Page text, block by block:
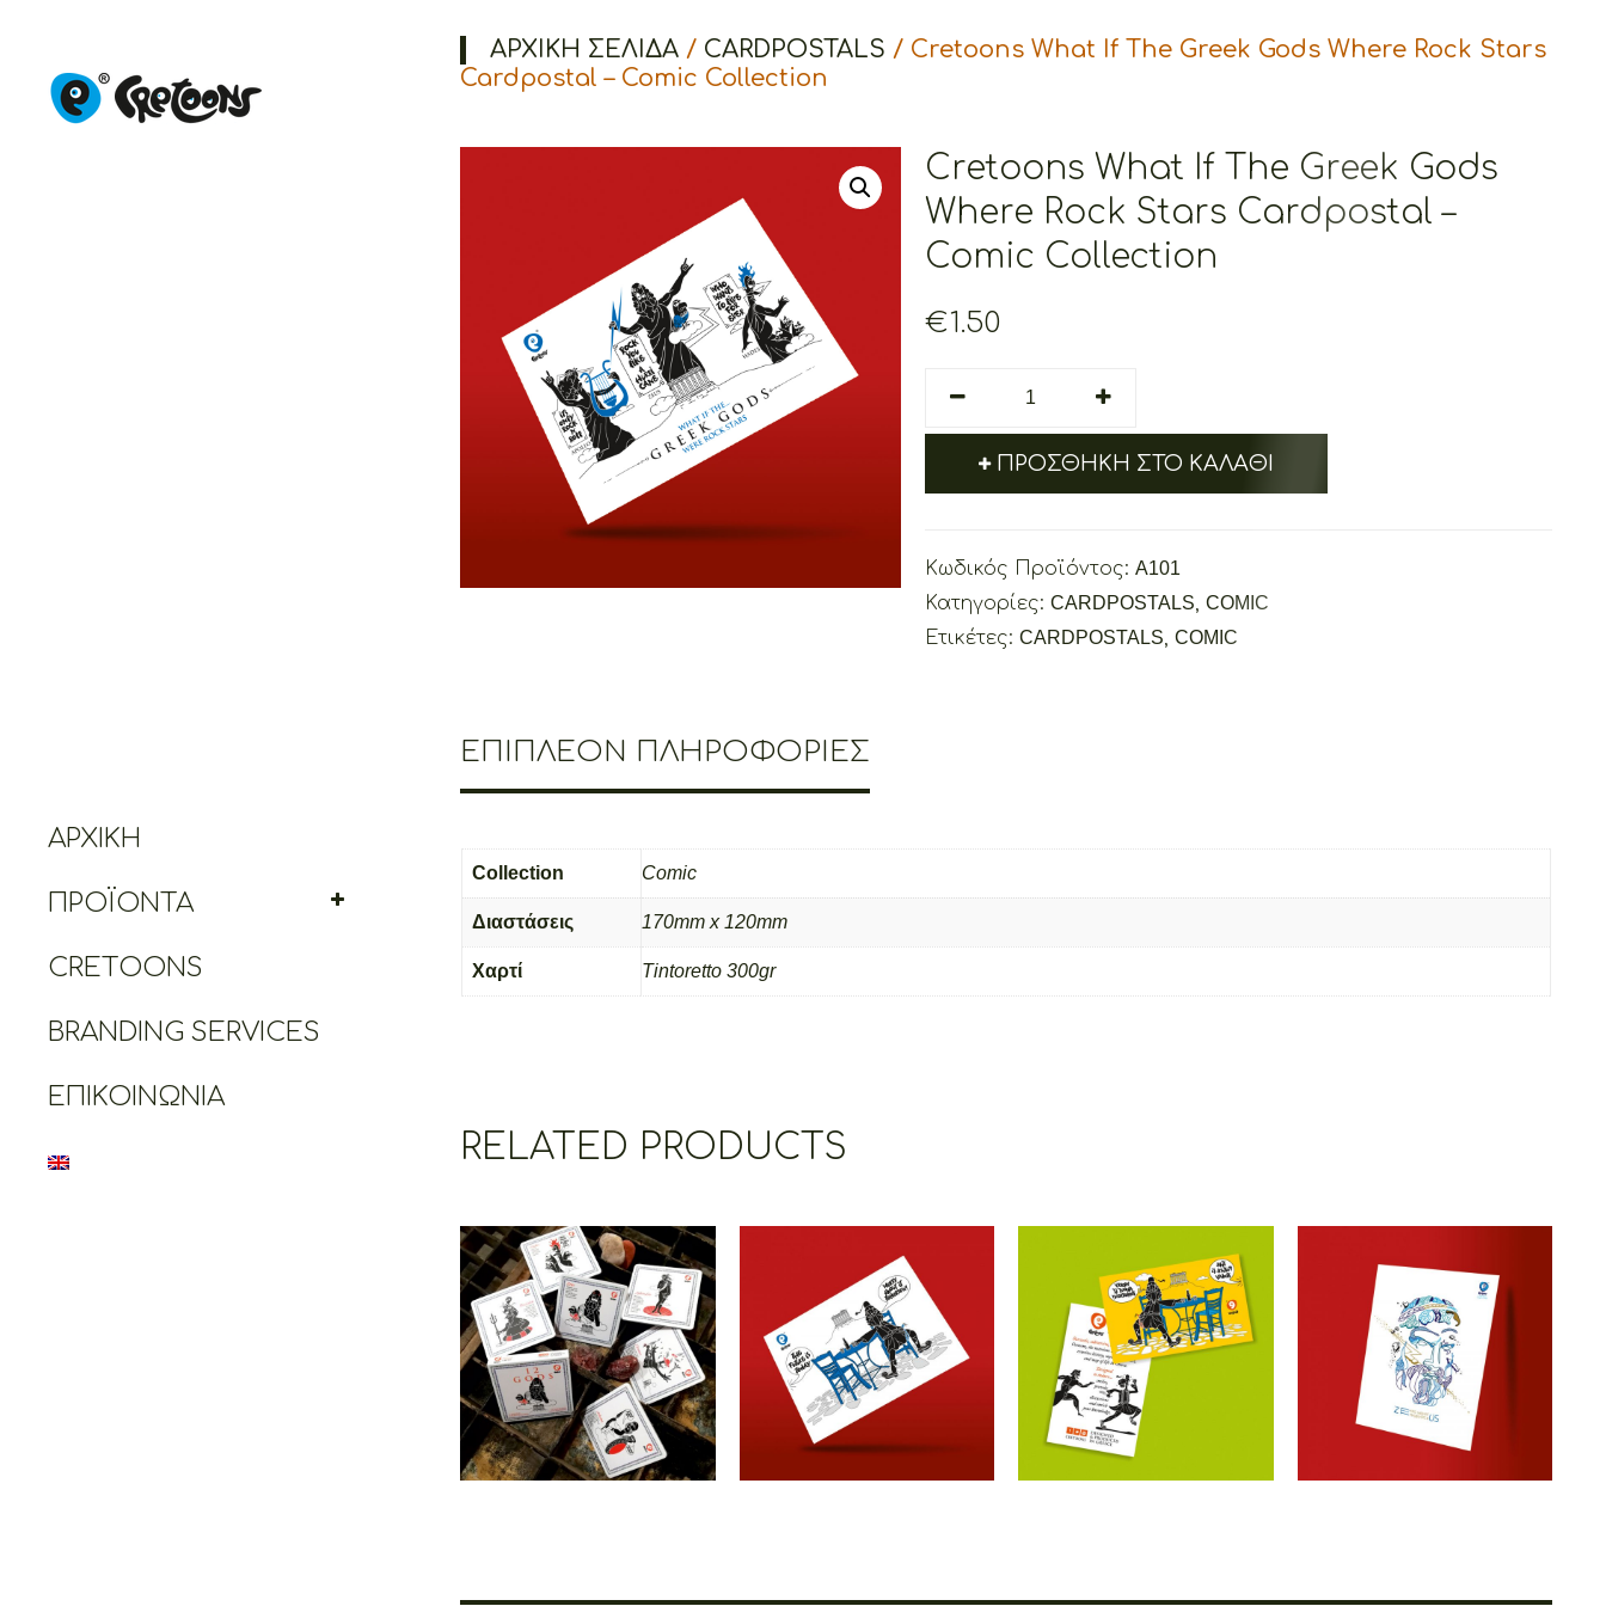
ΑΡΧΙΚΉ
ΠΡΟΪΌΝΤΑ
CRETOONS
BRANDING SERVICES
ΕΠΙΚΟΙΝΩΝΊΑ
ΑΡΧΙΚΉ ΣΕΛΊΔΑ / CARDPOSTALS / Cretoons What If The Greek Gods Where Rock Stars
Cardpostal – Comic Collection
Cretoons What If The Greek Gods
Where Rock Stars Cardpostal –
Comic Collection
€1.50
if
the
Greek
where
Stars
Cardpostal
ΠΡΟΣΘΉΚΗ ΣΤΟ ΚΑΛΆΘΙ
Κωδικός Προϊόντος:A101
Κατηγορίες:CARDPOSTALS,COMIC
Ετικέτες:CARDPOSTALS,COMIC
ΕΠΙΠΛΈΟΝ ΠΛΗΡΟΦΟΡΊΕΣ
Collection Comic
Διαστάσεις 170mm x 120mm
Χαρτί Τintoretto 300gr
RELATED PRODUCTS
Cretoons Paper
Coasters Set –
Comic Collection
€12.00
Cretoons The Future
Is Today Cardpostal
– Comic Collection
€1.50
Cretoons The Future
Is Today Magnet –
Comic Collection
€1.50
Cretoons Zeus
Cardpostal –
Heritage Collection
€1.50